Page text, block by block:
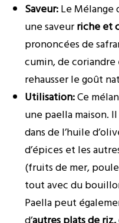
Saveur:Le Mélange
une saveurriche et
prononcées de
cumin, de
rehausser le goût
Utilisation:Ce
une paella maison.
dans de l’huile
d’épices et les
(fruits de mer,
tout avec du
Paella peut